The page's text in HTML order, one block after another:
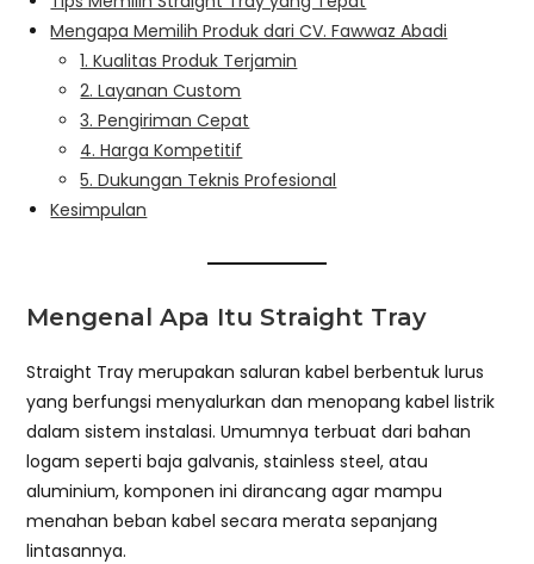
Mengapa Memilih Produk dari CV. Fawwaz Abadi
1. Kualitas Produk Terjamin
2. Layanan Custom
3. Pengiriman Cepat
4. Harga Kompetitif
5. Dukungan Teknis Profesional
Kesimpulan
Mengenal Apa Itu Straight Tray
Straight Tray merupakan saluran kabel berbentuk lurus
yang berfungsi menyalurkan dan menopang kabel listrik
dalam sistem instalasi. Umumnya terbuat dari bahan
logam seperti baja galvanis, stainless steel, atau
aluminium, komponen ini dirancang agar mampu
menahan beban kabel secara merata sepanjang
lintasannya.